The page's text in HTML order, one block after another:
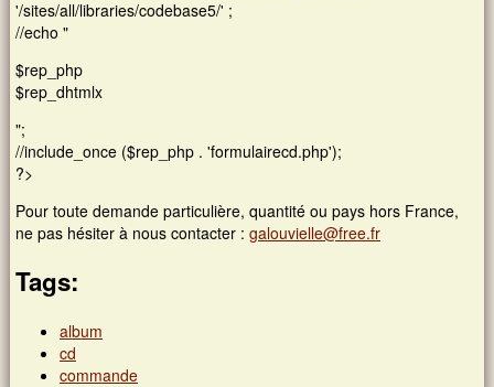
'/sites/all/libraries/codebase5/' ;
//echo "
$rep_php
$rep_dhtmlx
";
//include_once ($rep_php . 'formulairecd.php');
?>
Pour toute demande particulière, quantité ou pays hors France,
ne pas hésiter à nous contacter : galouvielle@free.fr
Tags:
album
cd
commande